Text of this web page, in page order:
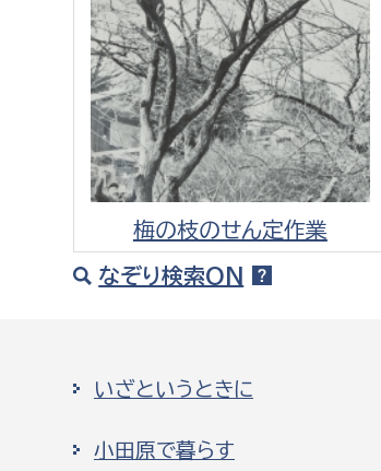
下水道整備課
浄水管理課
農業委員会事務局
農業委員会事務局
梅の枝のせん定作業
なぞり検索ON
いざというときに
小田原で暮らす